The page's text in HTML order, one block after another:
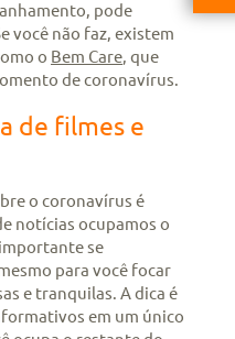
pode
você não faz, existem
o Bem Care, que
de coronavírus.
de filmes e
o coronavírus é
notícias ocupamos o
se
para você focar
e tranquilas. A dica é
em um único